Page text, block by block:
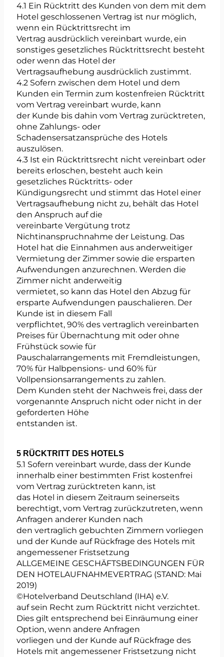
4.1 Ein Rücktritt des Kunden von dem mit dem
Hotel geschlossenen Vertrag ist nur möglich,
wenn ein Rücktrittsrecht im
Vertrag ausdrücklich vereinbart wurde, ein
sonstiges gesetzliches Rücktrittsrecht besteht
oder wenn das Hotel der
Vertragsaufhebung ausdrücklich zustimmt.
4.2 Sofern zwischen dem Hotel und dem
Kunden ein Termin zum kostenfreien Rücktritt
vom Vertrag vereinbart wurde, kann
der Kunde bis dahin vom Vertrag zurücktreten,
ohne Zahlungs- oder
Schadensersatzansprüche des Hotels
auszulösen.
4.3 Ist ein Rücktrittsrecht nicht vereinbart oder
bereits erloschen, besteht auch kein
gesetzliches Rücktritts- oder
Kündigungsrecht und stimmt das Hotel einer
Vertragsaufhebung nicht zu, behält das Hotel
den Anspruch auf die
vereinbarte Vergütung trotz
Nichtinanspruchnahme der Leistung. Das
Hotel hat die Einnahmen aus anderweitiger
Vermietung der Zimmer sowie die ersparten
Aufwendungen anzurechnen. Werden die
Zimmer nicht anderweitig
vermietet, so kann das Hotel den Abzug für
ersparte Aufwendungen pauschalieren. Der
Kunde ist in diesem Fall
verpflichtet, 90% des vertraglich vereinbarten
Preises für Übernachtung mit oder ohne
Frühstück sowie für
Pauschalarrangements mit Fremdleistungen,
70% für Halbpensions- und 60% für
Vollpensionsarrangements zu zahlen.
Dem Kunden steht der Nachweis frei, dass der
vorgenannte Anspruch nicht oder nicht in der
geforderten Höhe
entstanden ist.
5 RÜCKTRITT DES HOTELS
5.1 Sofern vereinbart wurde, dass der Kunde
innerhalb einer bestimmten Frist kostenfrei
vom Vertrag zurücktreten kann, ist
das Hotel in diesem Zeitraum seinerseits
berechtigt, vom Vertrag zurückzutreten, wenn
Anfragen anderer Kunden nach
den vertraglich gebuchten Zimmern vorliegen
und der Kunde auf Rückfrage des Hotels mit
angemessener Fristsetzung
ALLGEMEINE GESCHÄFTSBEDINGUNGEN FÜR
DEN HOTELAUFNAHMEVERTRAG (STAND: Mai
2019)
©Hotelverband Deutschland (IHA) e.V.
auf sein Recht zum Rücktritt nicht verzichtet.
Dies gilt entsprechend bei Einräumung einer
Option, wenn andere Anfragen
vorliegen und der Kunde auf Rückfrage des
Hotels mit angemessener Fristsetzung nicht